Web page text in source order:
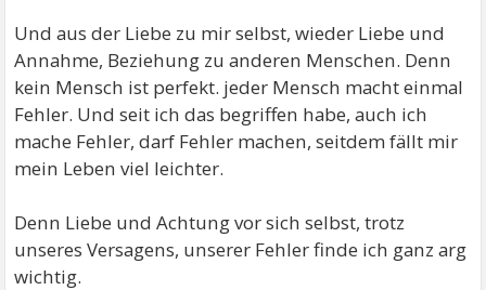
Und aus der Liebe zu mir selbst, wieder Liebe und
Annahme, Beziehung zu anderen Menschen. Denn
kein Mensch ist perfekt. jeder Mensch macht einmal
Fehler. Und seit ich das begriffen habe, auch ich
mache Fehler, darf Fehler machen, seitdem fällt mir
mein Leben viel leichter.
Denn Liebe und Achtung vor sich selbst, trotz
unseres Versagens, unserer Fehler finde ich ganz arg
wichtig.